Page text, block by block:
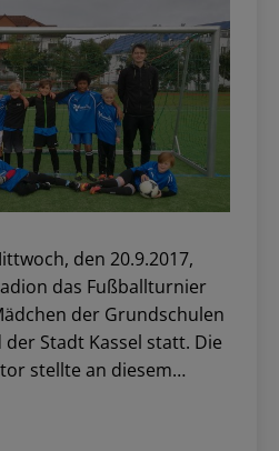
den 20.9.2017,
das Fußballturnier
der Grundschulen
Stadt Kassel statt. Die
stellte an diesem…